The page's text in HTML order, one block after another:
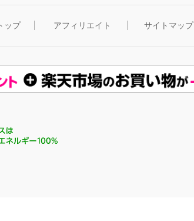
ップ アフィリエイト サイトマップ